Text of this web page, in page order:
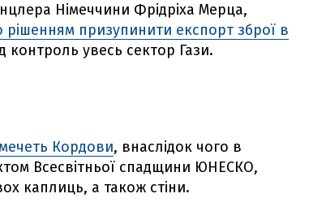
Німеччини Фрідріха Мерца,
призупинити експорт зброї в
контроль увесь сектор Гази.
Кордови, внаслідок чого в
Всесвітньої спадщини ЮНЕСКО,
каплиць, а також стіни.